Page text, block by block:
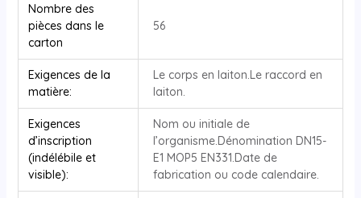
Nombre des
pièces dans le
carton
56
Exigences de la
matière:
Le corps en laiton.Le raccord en
laiton.
Exigences
d’inscription
(indélébile et
visible):
Nom ou initiale de
l’organisme.Dénomination DN15-
E1 MOP5 EN331.Date de
fabrication ou code calendaire.